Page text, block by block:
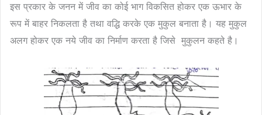
इस प्रकार के जनन में जीव का कोई भाग विकसित होकर एक ऊभार के
रूप में बाहर निकलता है तथा वद्धि करके एक मुकुल बनाता है। यह मुकुल
अलग होकर एक नये जीव का निर्माण करता है जिसे मुकुलन कहते है।